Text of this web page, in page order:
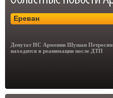
Ереван
Депутат НС Армении Шушан Петросян
находится в реанимации после ДТП